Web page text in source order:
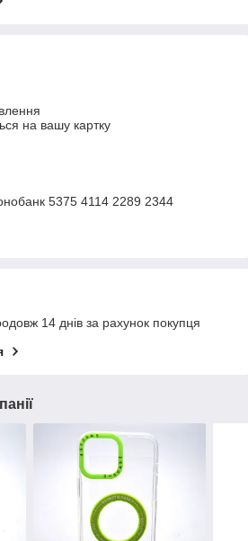
на вашу картку
5375 4114 2289 2344
14 днів за рахунок покупця